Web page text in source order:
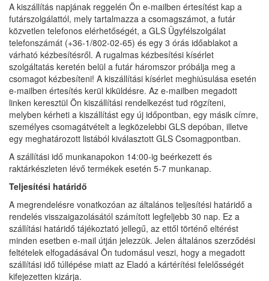
A kiszállítás napjának reggelén Ön e-mailben értesítést kap a
futárszolgálattól, mely tartalmazza a csomagszámot, a futár
közvetlen telefonos elérhetőségét, a GLS Ügyfélszolgálat
telefonszámát (+36-1/802-02-65) és egy 3 órás időablakot a
várható kézbesítésről. A rugalmas kézbesítési kísérlet
szolgáltatás keretén belül a futár háromszor próbálja meg a
csomagot kézbesíteni! A kiszállítási kísérlet meghiúsulása esetén
e-mailben értesítés kerül kiküldésre. Az e-mailben megadott
linken keresztül Ön kiszállítási rendelkezést tud rögzíteni,
melyben kérheti a kiszállítást egy új időpontban, egy másik címre,
személyes csomagátvételt a legközelebbi GLS depóban, illetve
egy meghatározott listából kiválasztott GLS Csomagpontban.
A szállítási idő munkanapokon 14:00-ig beérkezett és
raktárkészleten lévő termékek esetén 5-7 munkanap.
Teljesítési határidő
A megrendelésre vonatkozóan az általános teljesítési határidő a
rendelés visszaigazolásától számított legfeljebb 30 nap. Ez a
szállítási határidő tájékoztató jellegű, az ettől történő eltérést
minden esetben e-mail útján jelezzük. Jelen általános szerződési
feltételek elfogadásával Ön tudomásul veszi, hogy a megadott
szállítási idő túllépése miatt az Eladó a kártérítési felelősségét
kifejezetten kizárja.